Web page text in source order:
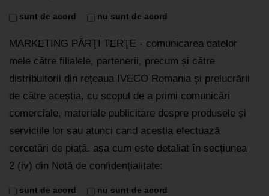
sunt de acord nu sunt de acord
MARKETING PĂRŢI TERŢE - comunicarea datelor
mele către filialele, partenerii, precum și către
distribuitorii din rețeaua IVECO Romania și prelucrării
de către aceștia, cu scopul de a primi comunicări
comerciale, materiale publicitare despre produsele și
serviciile lor sau atunci cand acestia efectuază
cercetări de piață. așa cum este detaliat în secțiunea
2 (iv) din Notă de confidențialitate:
sunt de acord nu sunt de acord